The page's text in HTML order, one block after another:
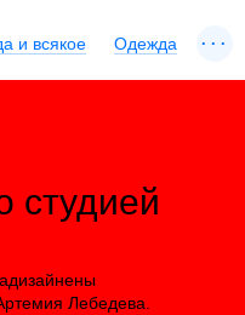
и всякое Одежда ...
студией
Лебедева.